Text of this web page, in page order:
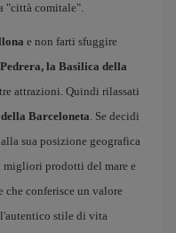
"città comitale".
e non farti sfuggire
la Basilica della
attrazioni. Quindi rilassati
Barceloneta. Se decidi
sua posizione geografica
migliori prodotti del mare e
che conferisce un valore
stile di vita